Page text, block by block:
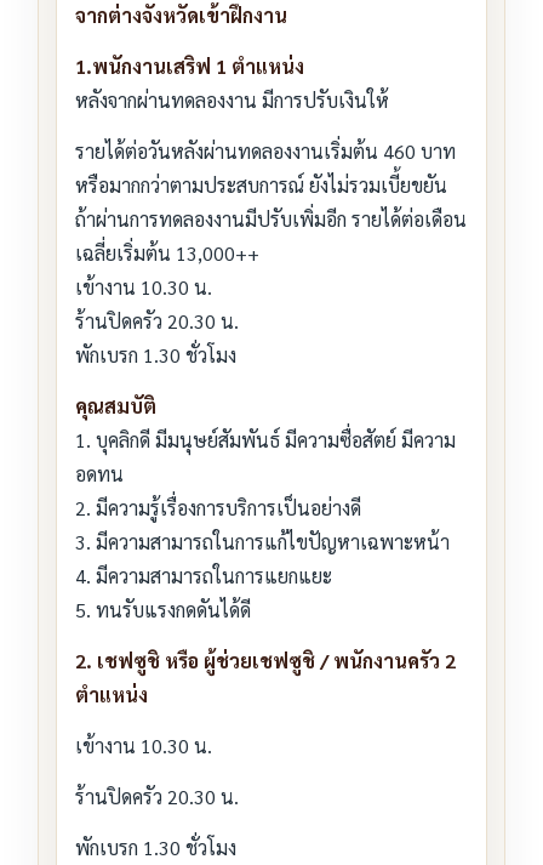
จากต่างจังหวัดเข้าฝึกงาน
1.พนักงานเสริฟ 1 ตำแหน่ง
หลังจากผ่านทดลองงาน มีการปรับเงินให้
รายได้ต่อวันหลังผ่านทดลองงานเริ่มต้น 460 บาท
หรือมากกว่าตามประสบการณ์ ยังไม่รวมเบี้ยขยัน
ถ้าผ่านการทดลองงานมีปรับเพิ่มอีก รายได้ต่อเดือน
เฉลี่ยเริ่มต้น 13,000++
เข้างาน 10.30 น.
ร้านปิดครัว 20.30 น.
พักเบรก 1.30 ชั่วโมง
คุณสมบัติ
1. บุคลิกดี มีมนุษย์สัมพันธ์ มีความซื่อสัตย์ มีความ
อดทน
2. มีความรู้เรื่องการบริการเป็นอย่างดี
3. มีความสามารถในการแก้ไขปัญหาเฉพาะหน้า
4. มีความสามารถในการแยกแยะ
5. ทนรับแรงกดดันได้ดี
2. เชฟซูชิ หรือ ผู้ช่วยเชฟซูชิ / พนักงานครัว 2
ตำแหน่ง
เข้างาน 10.30 น.
ร้านปิดครัว 20.30 น.
พักเบรก 1.30 ชั่วโมง